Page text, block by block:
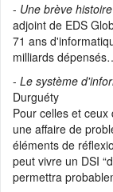
- Une brève
adjoint de EDS
71 ans
milliards
- Le système
Durguéty
Pour celles et
une affaire de
éléments de
peut vivre un DSI
permettra